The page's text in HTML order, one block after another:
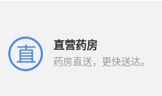
直营药房
药房直送，更快送达。